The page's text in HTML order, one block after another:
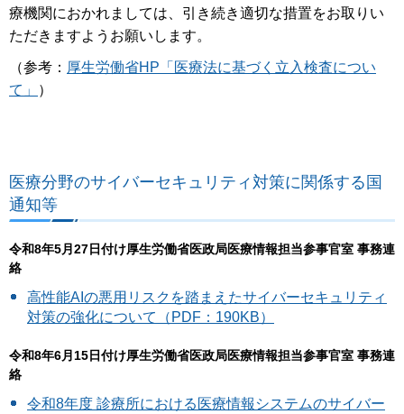
療機関におかれましては、引き続き適切な措置をお取りい
ただきますようお願いします。
（参考： 厚生労働省HP「医療法に基づく立入検査につい
て」
）
医療分野のサイバーセキュリティ対策に関係する国
通知等
令和8年5月27日付け厚生労働省医政局医療情報担当参事官室 事務連
絡
高性能AIの悪用リスクを踏まえたサイバーセキュリティ
対策の強化について（PDF：190KB）
令和8年6月15日付け厚生労働省医政局医療情報担当参事官室 事務連
絡
令和8年度 診療所における医療情報システムのサイバー